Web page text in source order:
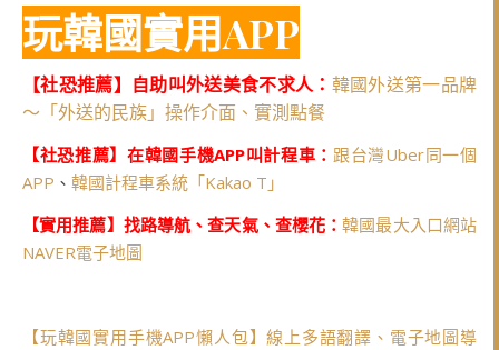
玩韓國實用APP
【社恐推薦】自助叫外送美食不求人： 韓國外送第一品牌
～「外送的民族」操作介面、實測點餐
【社恐推薦】在韓國手機APP叫計程車： 跟台灣Uber同一個
APP 、 韓國計程車系統「Kakao T」
【實用推薦】找路導航、查天氣、查櫻花：韓國最大入口網站
NAVER電子地圖
【玩韓國實用手機APP懶人包】線上多語翻譯、電子地圖導